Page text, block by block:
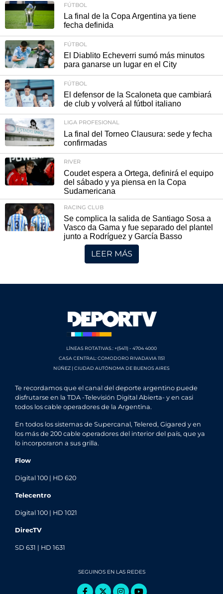
FÚTBOL
La final de la Copa Argentina ya tiene
fecha definida
FÚTBOL
El Diablito Echeverri sumó más minutos
para ganarse un lugar en el City
FÚTBOL
El defensor de la Scaloneta que cambiará
de club y volverá al fútbol italiano
LIGA PROFESIONAL
La final del Torneo Clausura: sede y fecha
confirmadas
RIVER
Coudet espera a Ortega, definirá el equipo
del sábado y ya piensa en la Copa
Sudamericana
RACING CLUB
Se complica la salida de Santiago Sosa a
Vasco da Gama y fue separado del plantel
junto a Rodríguez y García Basso
LEER MÁS
LÍNEAS ROTATIVAS.: +(5411) - 4704 4000
CASA CENTRAL: COMODORO RIVADAVIA 1151
NÚÑEZ | CIUDAD AUTÓNOMA DE BUENOS AIRES
Te recordamos que el canal del deporte argentino puede
disfrutarse en la TDA -Televisión Digital Abierta- y en casi
todos los cable operadores de la Argentina.
En todos los sistemas de Supercanal, Telered, Gigared y en
los más de 200 cable operadores del interior del país, que ya
lo incorporaron a sus grilla.
Flow
Digital 100 | HD 620
Telecentro
Digital 100 | HD 1021
DirecTV
SD 631 | HD 1631
SEGUINOS EN LAS REDES